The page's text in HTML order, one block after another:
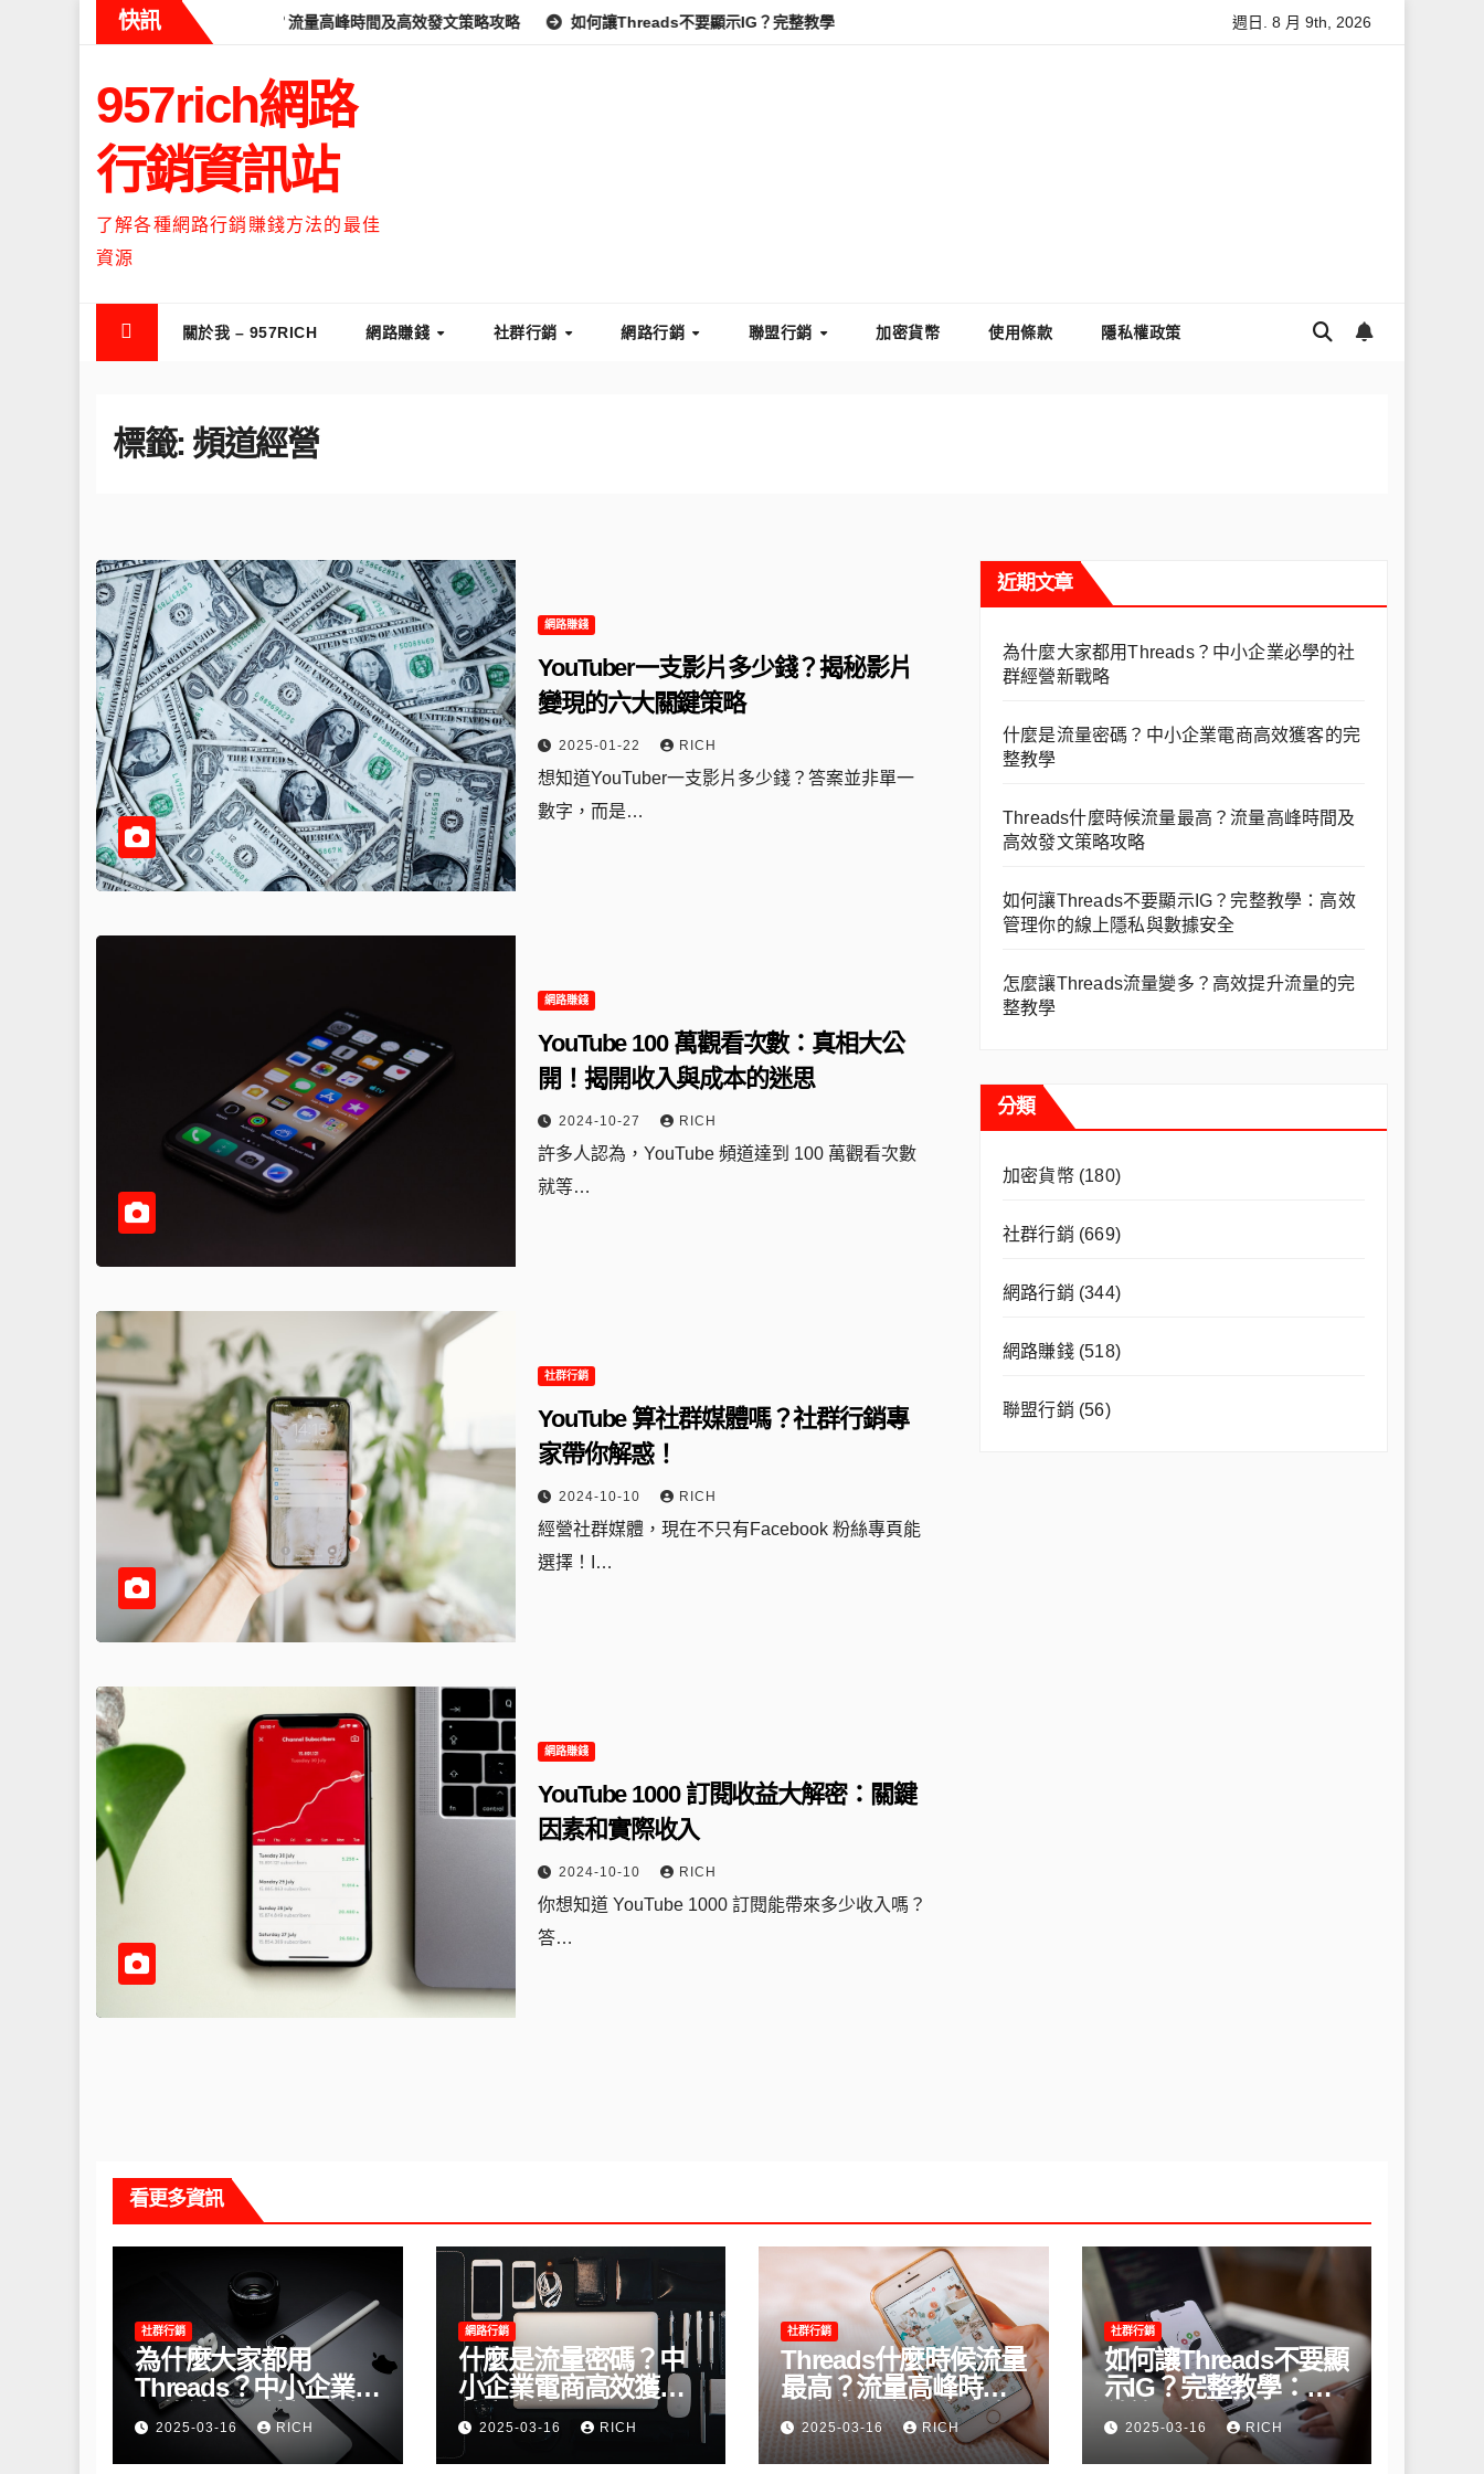
快訊
Threads什麼時候流量最高？流量高峰時間及高效發文策略攻略 如何讓Threads不要顯示IG？完整教學：高效管理你的線上隱私與數據安全 怎麼讓Threads流量變多？高效提升流量的完整教學
週日. 8 月 9th, 2026
957rich網路
行銷資訊站
了解各種網路行銷賺錢方法的最佳
資源
關於我 – 957RICH 網路賺錢 社群行銷 網路行銷 聯盟行銷 加密貨幣 使用條款 隱私權政策
標籤: 頻道經營
網路賺錢
YouTuber一支影片多少錢？揭秘影片
變現的六大關鍵策略
2025-01-22 RICH
想知道YouTuber一支影片多少錢？答案並非單一
數字，而是…
網路賺錢
YouTube 100 萬觀看次數：真相大公
開！揭開收入與成本的迷思
2024-10-27 RICH
許多人認為，YouTube 頻道達到 100 萬觀看次數
就等…
社群行銷
YouTube 算社群媒體嗎？社群行銷專
家帶你解惑！
2024-10-10 RICH
經營社群媒體，現在不只有Facebook 粉絲專頁能
選擇！I…
網路賺錢
YouTube 1000 訂閱收益大解密：關鍵
因素和實際收入
2024-10-10 RICH
你想知道 YouTube 1000 訂閱能帶來多少收入嗎？
答…
近期文章
為什麼大家都用Threads？中小企業必學的社
群經營新戰略
什麼是流量密碼？中小企業電商高效獲客的完
整教學
Threads什麼時候流量最高？流量高峰時間及
高效發文策略攻略
如何讓Threads不要顯示IG？完整教學：高效
管理你的線上隱私與數據安全
怎麼讓Threads流量變多？高效提升流量的完
整教學
分類
加密貨幣(180)
社群行銷 (669)
網路行銷 (344)
網路賺錢(518)
聯盟行銷 (56)
看更多資訊
社群行銷
為什麼大家都用
Threads？中小企業必
學的社群經營新戰略
2025-03-16 RICH
網路行銷
什麼是流量密碼？中
小企業電商高效獲客
的完整教學
2025-03-16 RICH
社群行銷
Threads什麼時候流量
最高？流量高峰時間
及高效發文策略攻略
2025-03-16 RICH
社群行銷
如何讓Threads不要顯
示IG？完整教學：高
效管理你的線上隱私
與數據安全
2025-03-16 RICH